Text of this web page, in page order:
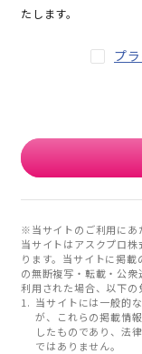
たします。
プ
※当サイトのご利用にあ
当サイトはアスクプロ
ります。当サイトに掲
の無断複写・転載・公
利用された場合、以下の
当サイトには一般的
が、これらの掲載情
したものであり、法
ではありません。